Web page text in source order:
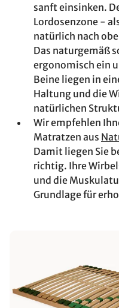
sanft einsinken.
Lordosenzone -
natürlich nach
Das naturgemäß
ergonomisch ein
Beine liegen in
Haltung und die
natürlichen
Wir empfehlen
Matratzen aus
Damit liegen Sie
richtig. Ihre
und die
Grundlage für